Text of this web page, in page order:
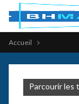
Accueil
Parcourir les